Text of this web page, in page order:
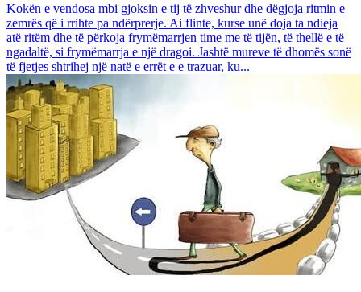
Kokën e vendosa mbi gjoksin e tij të zhveshur dhe dëgjoja ritmin e
zemrës që i rrihte pa ndërprerje. Ai flinte, kurse unë doja ta ndieja
atë ritëm dhe të përkoja frymëmarrjen time me të tijën, të thellë e të
ngadaltë, si frymëmarrja e një dragoi. Jashtë mureve të dhomës sonë
të fjetjes shtrihej një natë e errët e e trazuar, ku...